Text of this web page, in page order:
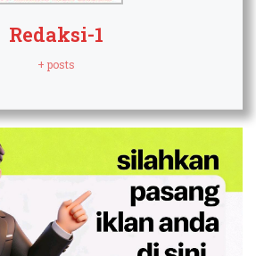
Redaksi-1
+ posts